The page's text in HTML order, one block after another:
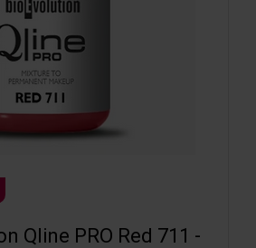
Qline PRO Red 711 -